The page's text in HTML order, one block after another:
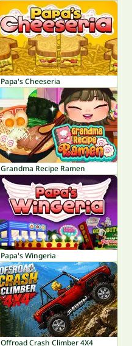
Papa's Cheeseria
Grandma Recipe Ramen
Papa's Wingeria
Offroad Crash Climber 4X4